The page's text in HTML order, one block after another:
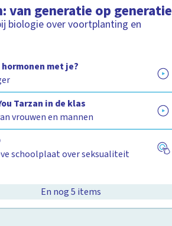
van generatie op generatie
biologie over voortplanting en
met je?
Tarzan in de klas
vrouwen en mannen
schoolplaat over seksualiteit
En nog 5 items